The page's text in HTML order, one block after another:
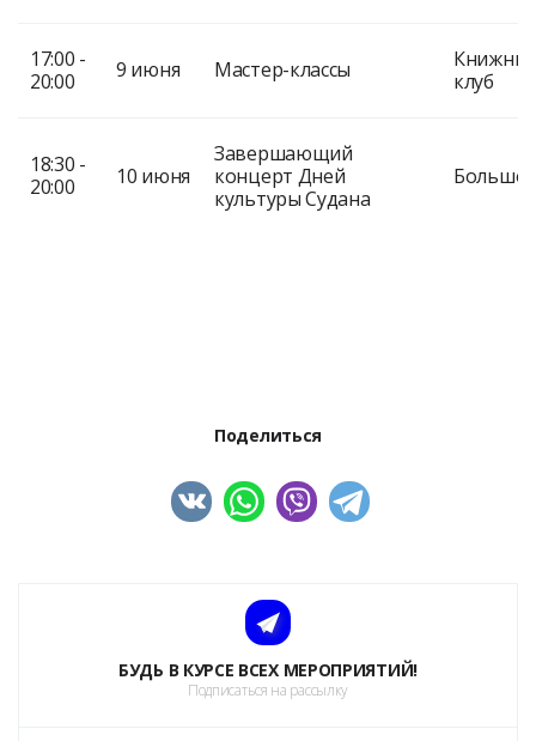
17:00 -
20:00
9 июня Мастер-классы
клуб
18:30 -
20:00
10 июня
Завершающий
концерт Дней
культуры Судана
Поделиться
БУДЬ В КУРСЕ ВСЕХ МЕРОПРИЯТИЙ!
Подписаться на рассылку